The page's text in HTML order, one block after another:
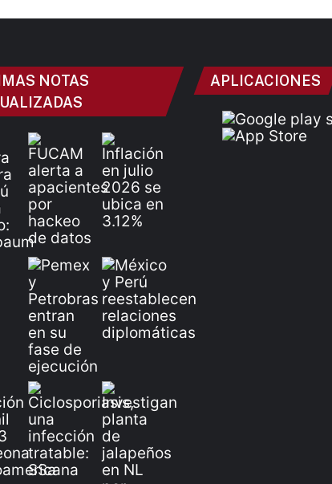
NOTAS
APLICACIONES